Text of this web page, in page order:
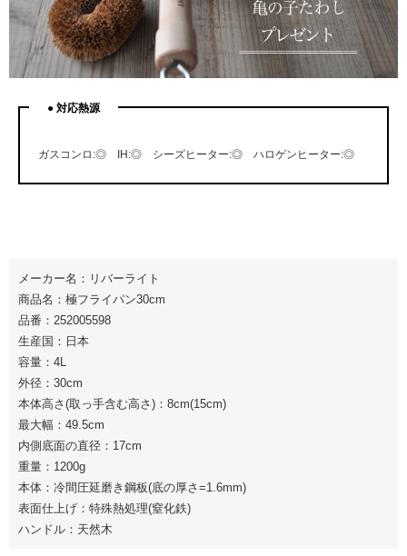
ガスコンロ:◎ IH:◎ シーズヒーター:◎ ハロゲンヒーター:◎
メーカー名：リバーライト
商品名：極フライパン30cm
品番：252005598
生産国：日本
容量：4L
外径：30cm
本体高さ(取っ手含む高さ)：8cm(15cm)
最大幅：49.5cm
内側底面の直径：17cm
重量：1200g
本体：冷間圧延磨き鋼板(底の厚さ=1.6mm)
表面仕上げ：特殊熱処理(窒化鉄)
ハンドル：天然木